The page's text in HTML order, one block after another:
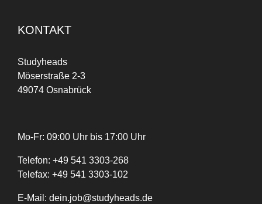
KONTAKT
Studyheads
Möserstraße 2-3
49074 Osnabrück
Mo-Fr: 09:00 Uhr bis 17:00 Uhr
Telefon: +49 541 3303-268
Telefax: +49 541 3303-102
E-Mail: dein.job@studyheads.de